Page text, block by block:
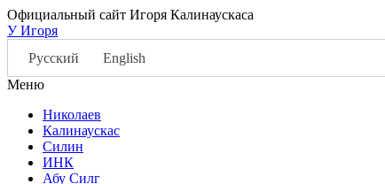
Официальный сайт Игоря Калинаускаса
У Игоря
Русский
English
Меню
Николаев
Калинаускас
Силин
ИНК
Абу Силг